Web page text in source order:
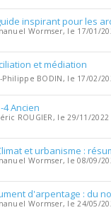
inspirant pour les
Wormser, le 17/01/
et médiation
Philippe BODIN, le 17/02/
4 Ancien
ROUGIER, le 29/11/2022
et urbanisme :
Wormser, le 08/09/
d'arpentage : du
Wormser, le 24/05/